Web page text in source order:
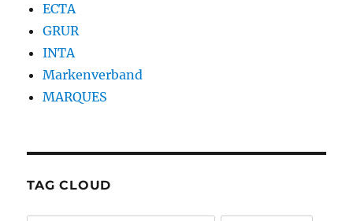
ECTA
GRUR
INTA
Markenverband
MARQUES
TAG CLOUD